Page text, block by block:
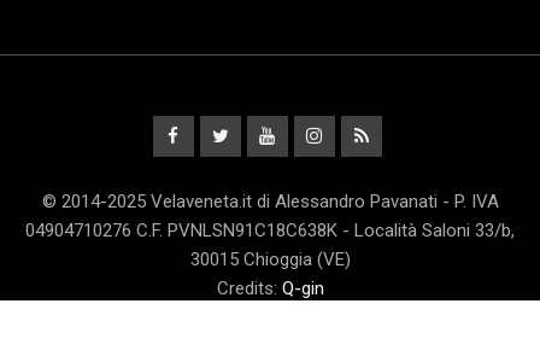
© 2014-2025 Velaveneta.it di Alessandro Pavanati - P. IVA
04904710276 C.F. PVNLSN91C18C638K - Località Saloni 33/b,
30015 Chioggia (VE)
Credits: Q-gin